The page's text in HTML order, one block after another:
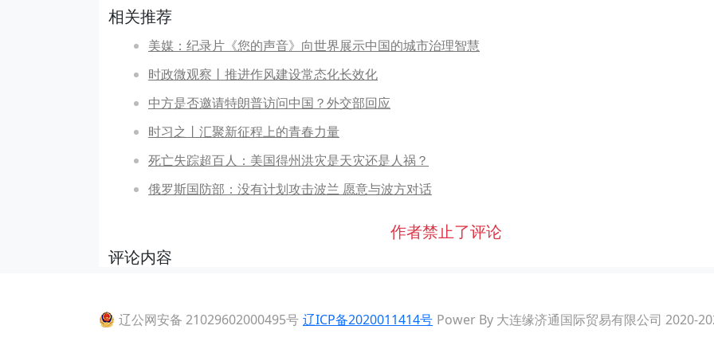
相关推荐
美媒：纪录片《您的声音》向世界展示中国的城市治理智慧
时政微观察丨推进作风建设常态化长效化
中方是否邀请特朗普访问中国？外交部回应
时习之丨汇聚新征程上的青春力量
死亡失踪超百人：美国得州洪灾是天灾还是人祸？
俄罗斯国防部：没有计划攻击波兰 愿意与波方对话
作者禁止了评论
评论内容
辽公网安备 21029602000495号 辽ICP备2020011414号 Power By 大连缘济通国际贸易有限公司 2020-